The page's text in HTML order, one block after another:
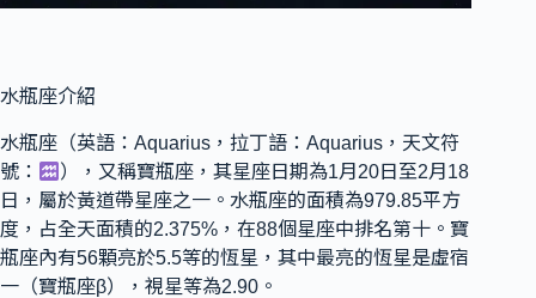
水瓶座介紹
水瓶座（英語：Aquarius，拉丁語：Aquarius，天文符
號：
），又稱寶瓶座，其星座日期為1月20日至2月18
日，屬於黃道帶星座之一。水瓶座的面積為979.85平方
度，占全天面積的2.375%，在88個星座中排名第十。寶
瓶座內有56顆亮於5.5等的恆星，其中最亮的恆星是虛宿
一（寶瓶座β），視星等為2.90。